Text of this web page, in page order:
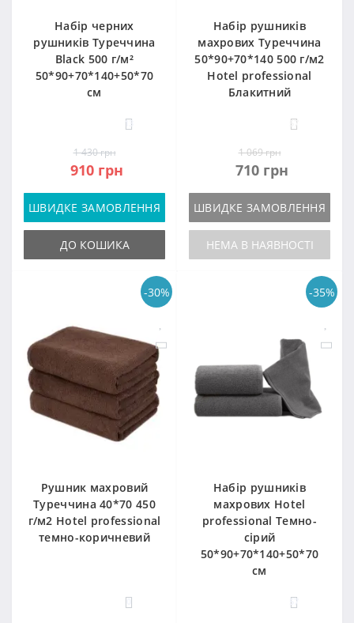
Набір черних
рушників Туреччина
Black 500 г/м²
50*90+70*140+50*70
см
13
1 430 грн
910 грн
ШВИДКЕ ЗАМОВЛЕННЯ
ДО КОШИКА
Набір рушників
махрових Туреччина
50*90+70*140 500 г/м2
Hotel professional
Блакитний
57
1 069 грн
710 грн
ШВИДКЕ ЗАМОВЛЕННЯ
НЕМА В НАЯВНОСТІ
-30%
Рушник махровий
Туреччина 40*70 450
г/м2 Hotel professional
темно-коричневий
0
-35%
Набір рушників
махрових Hotel
professional Темно-
сірий
50*90+70*140+50*70
см
57